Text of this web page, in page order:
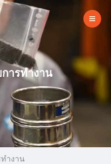
ารทำงาน
ำงาน